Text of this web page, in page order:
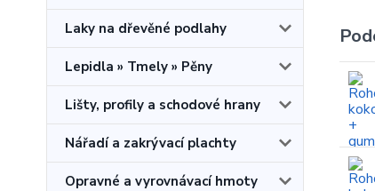
Laky na dřevěné podlahy
Lepidla » Tmely » Pěny
Lišty, profily a schodové hrany
Nářadí a zakrývací plachty
Opravné a vyrovnávací hmoty